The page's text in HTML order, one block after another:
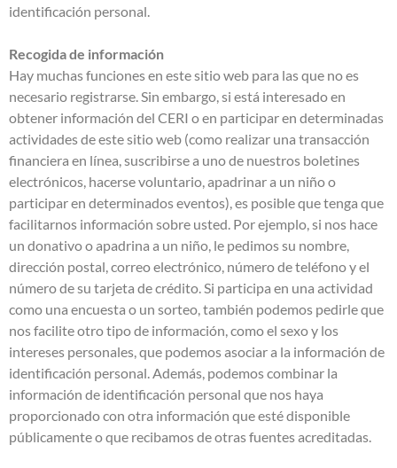
identificación personal.
Recogida de información
Hay muchas funciones en este sitio web para las que no es
necesario registrarse. Sin embargo, si está interesado en
obtener información del CERI o en participar en determinadas
actividades de este sitio web (como realizar una transacción
financiera en línea, suscribirse a uno de nuestros boletines
electrónicos, hacerse voluntario, apadrinar a un niño o
participar en determinados eventos), es posible que tenga que
facilitarnos información sobre usted. Por ejemplo, si nos hace
un donativo o apadrina a un niño, le pedimos su nombre,
dirección postal, correo electrónico, número de teléfono y el
número de su tarjeta de crédito. Si participa en una actividad
como una encuesta o un sorteo, también podemos pedirle que
nos facilite otro tipo de información, como el sexo y los
intereses personales, que podemos asociar a la información de
identificación personal. Además, podemos combinar la
información de identificación personal que nos haya
proporcionado con otra información que esté disponible
públicamente o que recibamos de otras fuentes acreditadas.